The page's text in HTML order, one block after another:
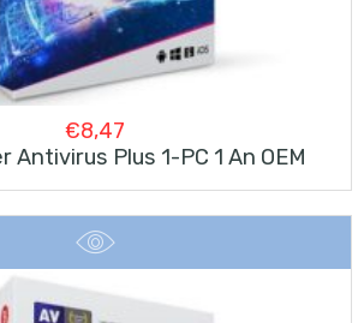
€8,47
Plus 1-PC 1 An OEM